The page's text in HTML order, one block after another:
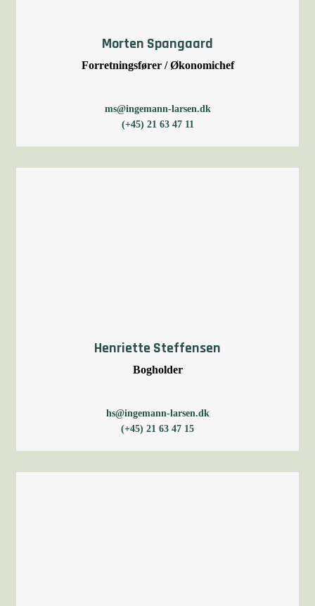
Morten Spangaard
Forretningsfører / Økonomichef
ms@ingemann-larsen.dk
(+45) 21 63 47 11
Henriette Steffensen
Bogholder
hs@ingemann-larsen.dk
(+45) 21 63 47 15